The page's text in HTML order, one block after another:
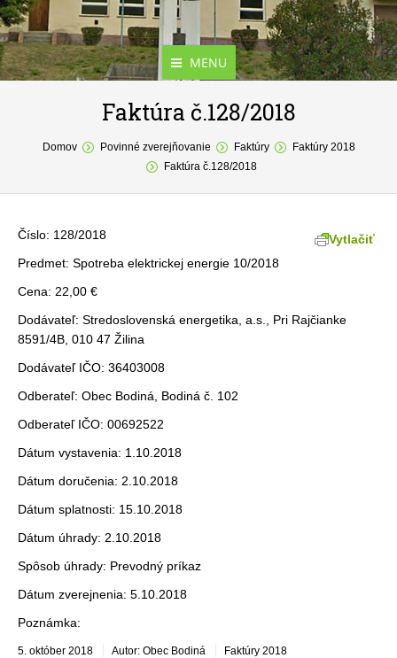
MENU
Aktuality
O obci
Formuláre
Fotogaléria
Kontakt
Faktúra č.128/2018
You are here:
Domov Povinné zverejňovanie Faktúry
Faktúry 2018
Faktúra č.128/2018
Vytlačiť
Číslo: 128/2018
Predmet: Spotreba elektrickej energie 10/2018
Cena: 22,00 €
Dodávateľ: Stredoslovenská energetika, a.s., Pri Rajčianke
8591/4B, 010 47 Žilina
Dodávateľ IČO: 36403008
Odberateľ: Obec Bodiná, Bodiná č. 102
Odberateľ IČO: 00692522
Dátum vystavenia: 1.10.2018
Dátum doručenia: 2.10.2018
Dátum splatnosti: 15.10.2018
Dátum úhrady: 2.10.2018
Spôsob úhrady: Prevodný príkaz
Dátum zverejnenia: 5.10.2018
Poznámka:
5. október 2018 Autor: Obec Bodiná Faktúry 2018